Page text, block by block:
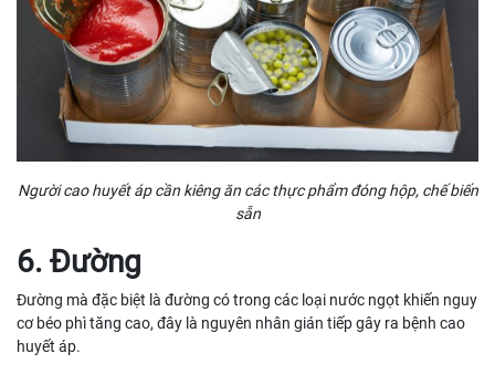
Người cao huyết áp cần kiêng ăn các thực phẩm đóng hộp, chế biến
sẵn
6. Đường
Đường mà đặc biệt là đường có trong các loại nước ngọt khiến nguy
cơ béo phì tăng cao, đây là nguyên nhân gián tiếp gây ra bệnh cao
huyết áp.